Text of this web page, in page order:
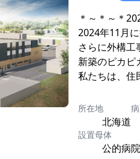
＊～＊～＊
2024年11月
さらに外構工
新築のピカピ
私たちは、住
所在地
北海道
設置母体
公的病